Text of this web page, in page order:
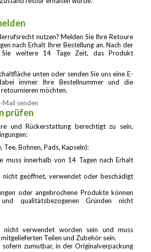
nutzen? Melden Sie Ihre Retoure
nach Erhalt Ihrer Bestellung an. Nach der
Sie weitere 14 Tage Zeit, das Produkt
unten oder senden Sie uns eine E-
immer Ihre Bestellnummer und die
möchten.
Mail senden
prüfen
und Rückerstattung berechtigt zu sein,
Tee, Bohnen, Pads, Kapseln):
muss innerhalb von 14 Tagen nach Erhalt
nicht geöffnet, verwendet oder beschädigt
oder angebrochene Produkte können
qualitätsbezogenen Gründen nicht
nicht verwendet worden sein und muss
Teilen und Zubehör sein.
sofern zumutbar, in der Originalverpackung